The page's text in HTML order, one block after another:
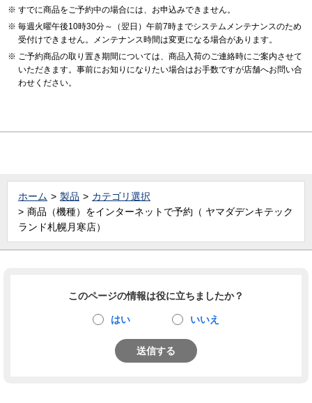
すでに商品をご予約中の場合には、お申込みできません。
毎週火曜午後10時30分～（翌日）午前7時までシステムメンテナンスのため
受付けできません。メンテナンス時間は変更になる場合があります。
ご予約商品の取り置き期間については、商品入荷のご連絡時にご案内させて
いただきます。事前にお知りになりたい場合はお手数ですが店舗へお問い合
わせください。
ホーム 製品
カテゴリ選択
商品（機種）をインターネットで予約（ ヤマダデンキテック
ランド札幌月寒店）
このページの情報は役に立ちましたか？
はい いいえ
送信する